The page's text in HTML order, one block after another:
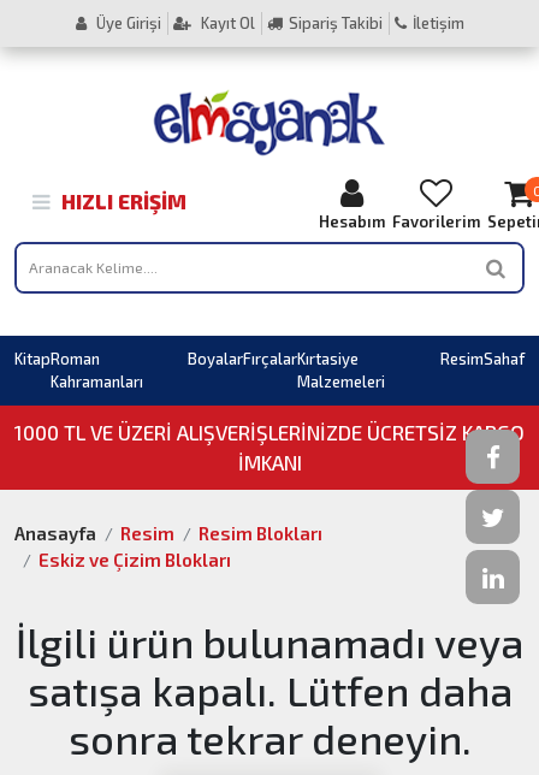
Üye Girişi Kayıt Ol Sipariş Takibi İletişim
HIZLI ERIŞIM
Hesabım Favorilerim
KitapRoman
Kahramanları
BoyalarFırçalarKırtasiye
Malzemeleri
ResimSahaf
1000 TL VE ÜZERI ALIŞVERIŞLERINIZDE ÜCRETSİZ KARGO
İMKANI
Anasayfa Resim
Resim Blokları
Eskiz ve Çizim Blokları
İlgili ürün bulunamadı veya
satışa kapalı. Lütfen daha
sonra tekrar deneyin.